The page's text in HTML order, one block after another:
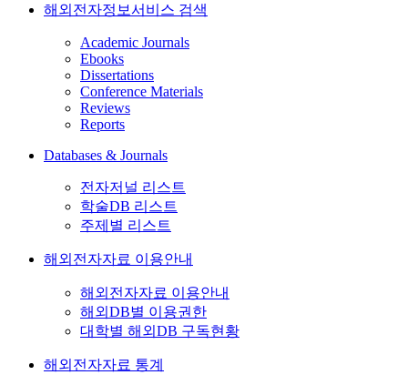
해외전자정보서비스 검색
Academic Journals
Ebooks
Dissertations
Conference Materials
Reviews
Reports
Databases & Journals
전자저널 리스트
학술DB 리스트
주제별 리스트
해외전자자료 이용안내
해외전자자료 이용안내
해외DB별 이용권한
대학별 해외DB 구독현황
해외전자자료 통계